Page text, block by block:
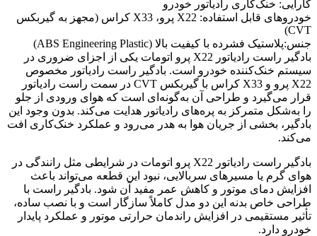
کارایی: خنک‌کاری رادیاتور خودرو
خودروهای قابل استفاده: X22 پرو، X33 کراس (مجهز به گیربکس
CVT)
جنس:پلاستیک فشرده با کیفیت بالا (ABS Engineering Plastic)
بادگیر راست رادیاتور X22 پرو اتومات یکی از اجزای ضروری در
سیستم خنک‌کننده خودرو است. بادگیر راست رادیاتور مخصوص
X22 پرو و X33 کراس با گیربکس CVT در سمت راست رادیاتور
قرار می‌گیرد و طراحی آن به‌گونه‌ای است که هوای ورودی از جلو
را به‌شکل متمرکز به پره‌های رادیاتور هدایت می‌کند. بدون وجود این
بادگیر، بخشی از جریان هوا به هدر می‌رود و عملکرد خنک‌کاری افت
می‌کند.
بادگیر راست رادیاتور X22 پرو اتومات در شرایطی مثل رانندگی در
هوای گرم یا مسیرهای سربالایی، نبود این قطعه می‌تواند باعث
افزایش دمای موتور و کاهش عمر مفید آن شود. بادگیر راست با
طراحی خاص بدنه این دو مدل کاملاً سازگار است و با نصب ساده،
تأثیر مستقیمی در افزایش راندمان حرارتی موتور و عملکرد پایدار
خودرو دارد.